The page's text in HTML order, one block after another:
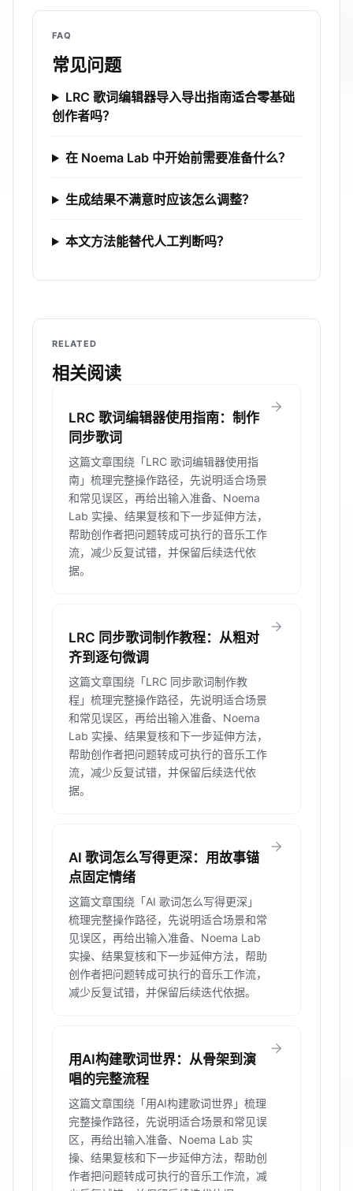
FAQ
常见问题
LRC 歌词编辑器导入导出指南适合零基础
创作者吗？
在 Noema Lab 中开始前需要准备什么？
生成结果不满意时应该怎么调整？
本文方法能替代人工判断吗？
RELATED
相关阅读
LRC 歌词编辑器使用指南：制作
同步歌词
这篇文章围绕「LRC 歌词编辑器使用指
南」梳理完整操作路径，先说明适合场景
和常见误区，再给出输入准备、Noema
Lab 实操、结果复核和下一步延伸方法，
帮助创作者把问题转成可执行的音乐工作
流，减少反复试错，并保留后续迭代依
据。
arrow_forward
LRC 同步歌词制作教程：从粗对
齐到逐句微调
这篇文章围绕「LRC 同步歌词制作教
程」梳理完整操作路径，先说明适合场景
和常见误区，再给出输入准备、Noema
Lab 实操、结果复核和下一步延伸方法，
帮助创作者把问题转成可执行的音乐工作
流，减少反复试错，并保留后续迭代依
据。
arrow_forward
AI 歌词怎么写得更深：用故事锚
点固定情绪
这篇文章围绕「AI 歌词怎么写得更深」
梳理完整操作路径，先说明适合场景和常
见误区，再给出输入准备、Noema Lab
实操、结果复核和下一步延伸方法，帮助
创作者把问题转成可执行的音乐工作流，
减少反复试错，并保留后续迭代依据。
arrow_forward
用AI构建歌词世界：从骨架到演
唱的完整流程
这篇文章围绕「用AI构建歌词世界」梳理
完整操作路径，先说明适合场景和常见误
区，再给出输入准备、Noema Lab 实
操、结果复核和下一步延伸方法，帮助创
作者把问题转成可执行的音乐工作流，减
arrow_forward